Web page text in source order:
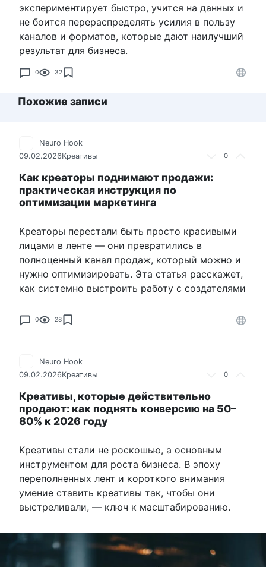
экспериментирует быстро, учится на данных и
не боится перераспределять усилия в пользу
каналов и форматов, которые дают наилучший
результат для бизнеса.
0 32
Похожие записи
0
Neuro Hook
09.02.2026Креативы
Как креаторы поднимают продажи:
практическая инструкция по
оптимизации маркетинга
Креаторы перестали быть просто красивыми
лицами в ленте — они превратились в
полноценный канал продаж, который можно и
нужно оптимизировать. Эта статья расскажет,
как системно выстроить работу с создателями
0 28
0
Neuro Hook
09.02.2026Креативы
Креативы, которые действительно
продают: как поднять конверсию на 50–
80% к 2026 году
Креативы стали не роскошью, а основным
инструментом для роста бизнеса. В эпоху
переполненных лент и короткого внимания
умение ставить креативы так, чтобы они
выстреливали, — ключ к масштабированию.